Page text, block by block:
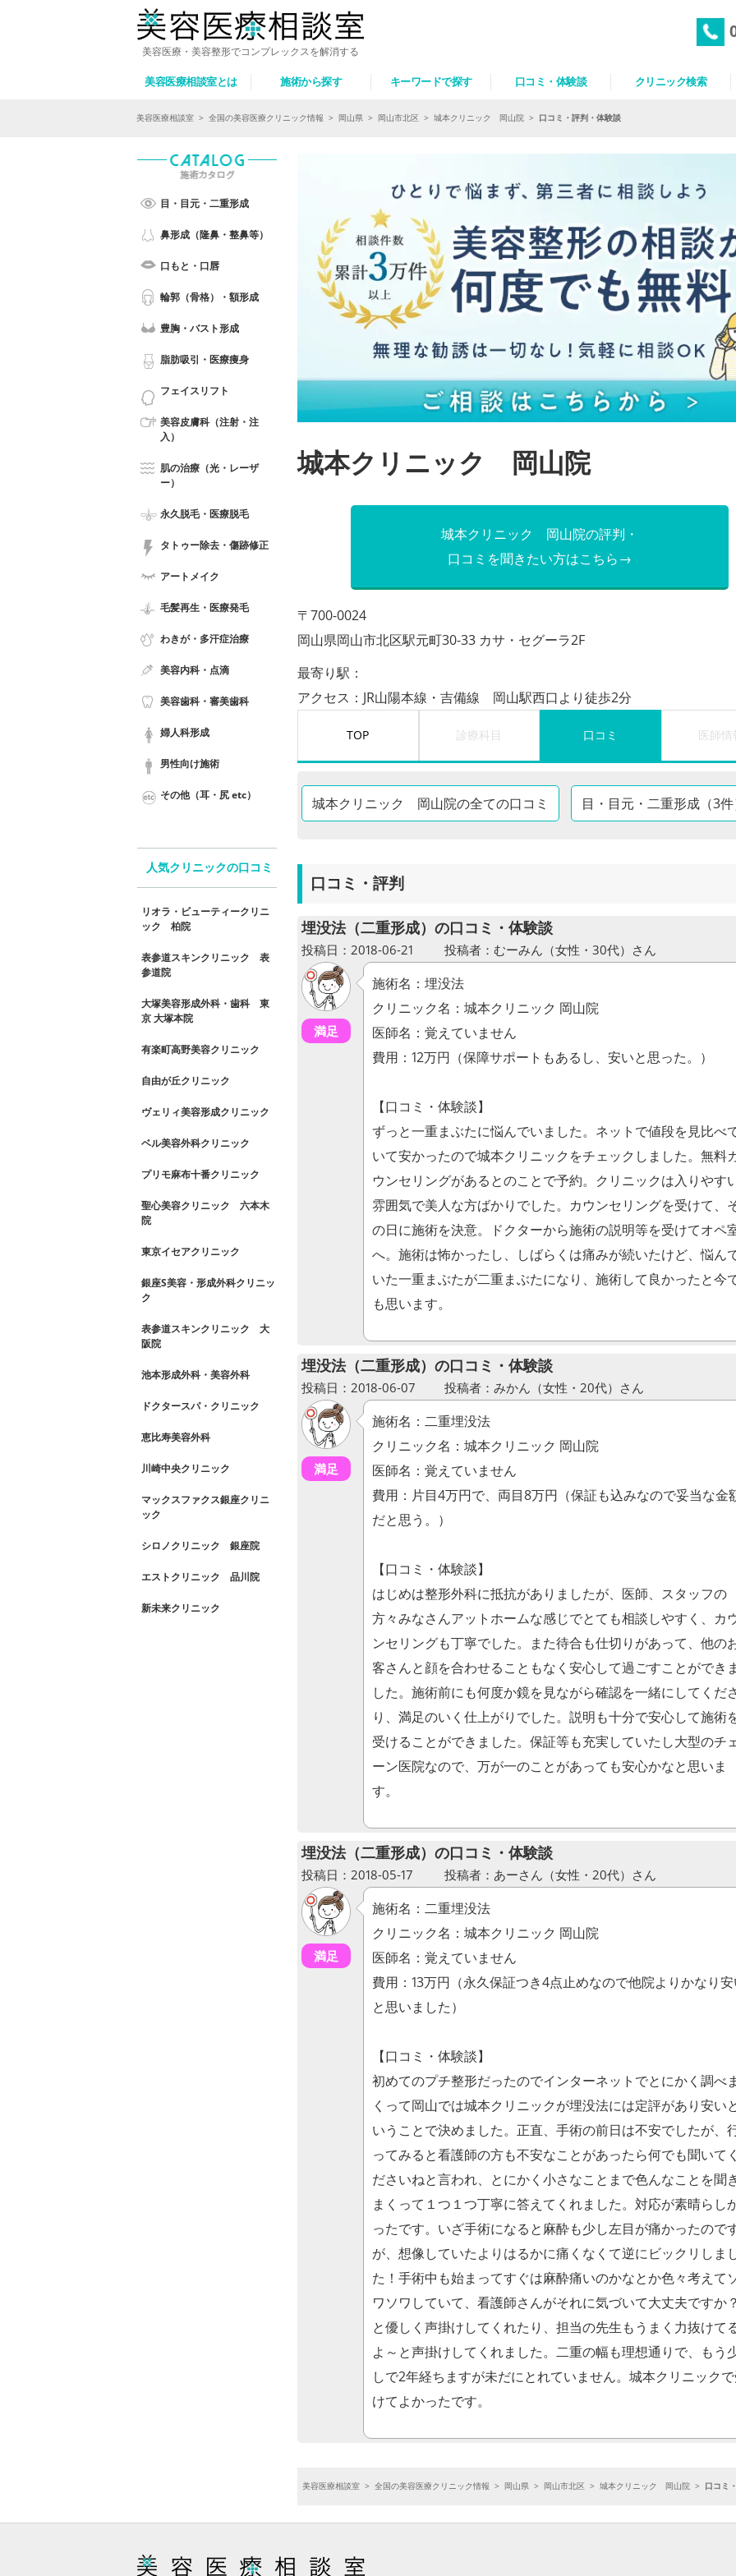
美容医療・美容整形でコンプレックスを解消する
美容医療相談室とは 施術から探す キーワードで探す 口コミ・体験談 クリニック検索
美容医療相談室 > 全国の美容医療クリニック情報 > 岡山県 > 岡山市北区 > 城本クリニック 岡山院 > 口コミ・評判・体験談
城本クリニック 岡山院
城本クリニック 岡山院の評判・
口コミを聞きたい方はこちら→
〒700-0024
岡山県岡山市北区駅元町30-33 カサ・セグーラ2F
最寄り駅：
アクセス：JR山陽本線・吉備線 岡山駅西口より徒歩2分
TOP 診療科目 口コミ 医師情
城本クリニック 岡山院の全ての口コミ 目・目元・二重形成（3件
口コミ・評判
埋没法（二重形成）の口コミ・体験談
投稿日：2018-06-21
投稿者：むーみん（女性・30代）さん
満足
施術名：埋没法
クリニック名：城本クリニック 岡山院
医師名：覚えていません
費用：12万円（保障サポートもあるし、安いと思った。）
【口コミ・体験談】
ずっと一重まぶたに悩んでいました。ネットで値段を見比べ
いて安かったので城本クリニックをチェックしました。無料
ウンセリングがあるとのことで予約。クリニックは入りやす
雰囲気で美人な方ばかりでした。カウンセリングを受けて、
の日に施術を決意。ドクターから施術の説明等を受けてオペ
へ。施術は怖かったし、しばらくは痛みが続いたけど、悩ん
いた一重まぶたが二重まぶたになり、施術して良かったと今
も思います。
埋没法（二重形成）の口コミ・体験談
投稿日：2018-06-07
投稿者：みかん（女性・20代）さん
満足
施術名：二重埋没法
クリニック名：城本クリニック 岡山院
医師名：覚えていません
費用：片目4万円で、両目8万円（保証も込みなので妥当な金
だと思う。）
【口コミ・体験談】
はじめは整形外科に抵抗がありましたが、医師、スタッフの
方々みなさんアットホームな感じでとても相談しやすく、カ
ンセリングも丁寧でした。また待合も仕切りがあって、他の
客さんと顔を合わせることもなく安心して過ごすことができま
した。施術前にも何度か鏡を見ながら確認を一緒にしてくだ
り、満足のいく仕上がりでした。説明も十分で安心して施術
受けることができました。保証等も充実していたし大型のチ
ーン医院なので、万が一のことがあっても安心かなと思いま
す。
埋没法（二重形成）の口コミ・体験談
投稿日：2018-05-17
投稿者：あーさん（女性・20代）さん
満足
施術名：二重埋没法
クリニック名：城本クリニック 岡山院
医師名：覚えていません
費用：13万円（永久保証つき4点止めなので他院よりかなり安
と思いました）
【口コミ・体験談】
初めてのプチ整形だったのでインターネットでとにかく調べま
くって岡山では城本クリニックが埋没法には定評があり安い
いうことで決めました。正直、手術の前日は不安でしたが、
ってみると看護師の方も不安なことがあったら何でも聞いてく
ださいねと言われ、とにかく小さなことまで色んなことを聞
まくって１つ１つ丁寧に答えてくれました。対応が素晴らし
ったです。いざ手術になると麻酔も少し左目が痛かったので
が、想像していたよりはるかに痛くなくて逆にビックリしま
た！手術中も始まってすぐは麻酔痛いのかなとか色々考えて
ワソワしていて、看護師さんがそれに気づいて大丈夫ですか？
と優しく声掛けしてくれたり、担当の先生もうまく力抜けて
よ～と声掛けしてくれました。二重の幅も理想通りで、もう
しで2年経ちますが未だにとれていません。城本クリニック
けてよかったです。
美容医療相談室 > 全国の美容医療クリニック情報 > 岡山県 > 岡山市北区 > 城本クリニック 岡山院 > 口コミ
目・目元・二重形成
鼻形成（隆鼻・整鼻等）
口もと・口唇
輪郭（骨格）・額形成
豊胸・バスト形成
脂肪吸引・医療痩身
フェイスリフト
美容皮膚科（注射・注
入）
肌の治療（光・レーザ
ー）
永久脱毛・医療脱毛
タトゥー除去・傷跡修正
アートメイク
毛髪再生・医療発毛
わきが・多汗症治療
美容内科・点滴
美容歯科・審美歯科
婦人科形成
男性向け施術
その他（耳・尻 etc）
人気クリニックの口コミ
リオラ・ビューティークリニ
ック 柏院
表参道スキンクリニック 表
参道院
大塚美容形成外科・歯科 東
京 大塚本院
有楽町高野美容クリニック
自由が丘クリニック
ヴェリィ美容形成クリニック
ベル美容外科クリニック
プリモ麻布十番クリニック
聖心美容クリニック 六本木
院
東京イセアクリニック
銀座S美容・形成外科クリニッ
ク
表参道スキンクリニック 大
阪院
池本形成外科・美容外科
ドクタースパ・クリニック
恵比寿美容外科
川崎中央クリニック
マックスファクス銀座クリニ
ック
シロノクリニック 銀座院
エストクリニック 品川院
新未来クリニック